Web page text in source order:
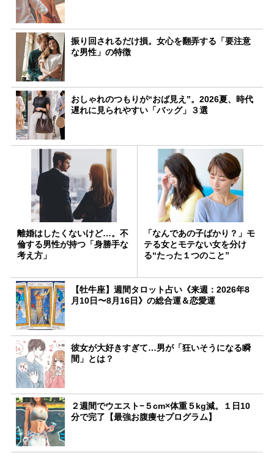
振り回されるだけ損。女心を翻弄する「要注意
な男性」の特徴
おしゃれのつもりが“おば見え”。2026夏、時代
遅れに見られやすい「バッグ」３選
離婚はしたくないけど…。不
倫する男性が持つ「身勝手な
考え方」
「なんであの子ばかり？」モ
テる女とモテない女を分け
る“たった１つのこと”
【牡牛座】週間タロット占い《来週：2026年8
月10日〜8月16日》の総合運＆恋愛運
彼女が大好きすぎて…男が「狂いそうになる瞬
間」とは？
２週間でウエスト−５cm×体重５kg減。１日10
分で完了【最強お腹痩せプログラム】